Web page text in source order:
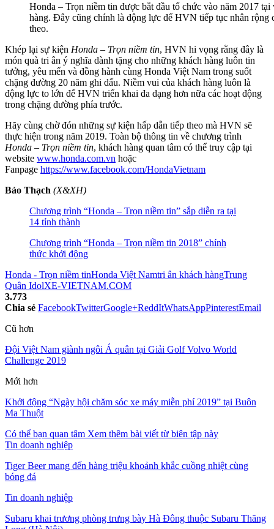
Honda – Trọn niềm tin được bắt đầu tổ chức vào năm 2017
hàng. Đây cũng chính là động lực để HVN tiếp tục nhân rộng
theo.
Khép lại sự kiện Honda – Trọn niềm tin, HVN hi vọng rằng đây là
món quà tri ân ý nghĩa dành tặng cho những khách hàng luôn tin
tưởng, yêu mến và đồng hành cùng Honda Việt Nam trong suốt
chặng đường 20 năm ghi dấu. Niềm vui của khách hàng luôn là
động lực to lớn để HVN triển khai đa dạng hơn nữa các hoạt động
trong chặng đường phía trước.
Hãy cùng chờ đón những sự kiện hấp dẫn tiếp theo mà HVN sẽ
thực hiện trong năm 2019. Toàn bộ thông tin về chương trình
Honda – Trọn niềm tin, khách hàng quan tâm có thể truy cập tại
website www.honda.com.vn hoặc
Fanpage https://www.facebook.com/HondaVietnam
Bảo Thạch (X&XH)
Chương trình “Honda – Trọn niềm tin” sắp diễn ra tại
14 tỉnh thành
Chương trình “Honda – Trọn niềm tin 2018” chính
thức khởi động
Honda - Trọn niềm tinHonda Việt Namtri ân khách hàngTrung
Quân IdolXE-VIETNAM.COM
3.773
Chia sẻ FacebookTwitterGoogle+ReddItWhatsAppPinterestEmail
Cũ hơn
Đội Việt Nam giành ngôi Á quân tại Giải Golf Volvo World
Challenge 2019
Mới hơn
Khởi động “Ngày hội chăm sóc xe máy miễn phí 2019” tại Buôn
Ma Thuột
Có thể bạn quan tâm Xem thêm bài viết từ biên tập này
Tin doanh nghiệp
Tiger Beer mang đến hàng triệu khoảnh khắc cuồng nhiệt cùng
bóng đá
Tin doanh nghiệp
Subaru khai trương phòng trưng bày Hà Đông thuộc Subaru Thăng